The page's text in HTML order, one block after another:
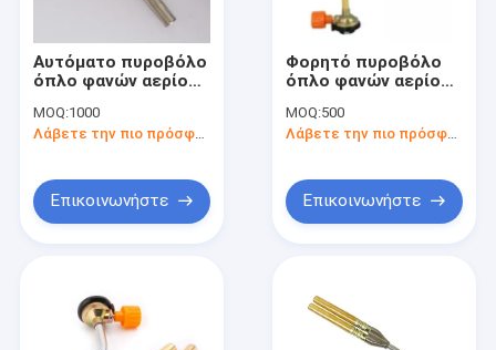
Αυτόματο πυροβόλο
όπλο φανών αερίου
ανάφλεξης φορητό
17.5cm
MOQ:1000
Λάβετε την πιο πρόσφατη τιμή
Επικοινωνήστε
Φορητό πυροβόλο
όπλο φανών αερίου
MOQ:500
Λάβετε την πιο πρόσφατη τιμή
Επικοινωνήστε